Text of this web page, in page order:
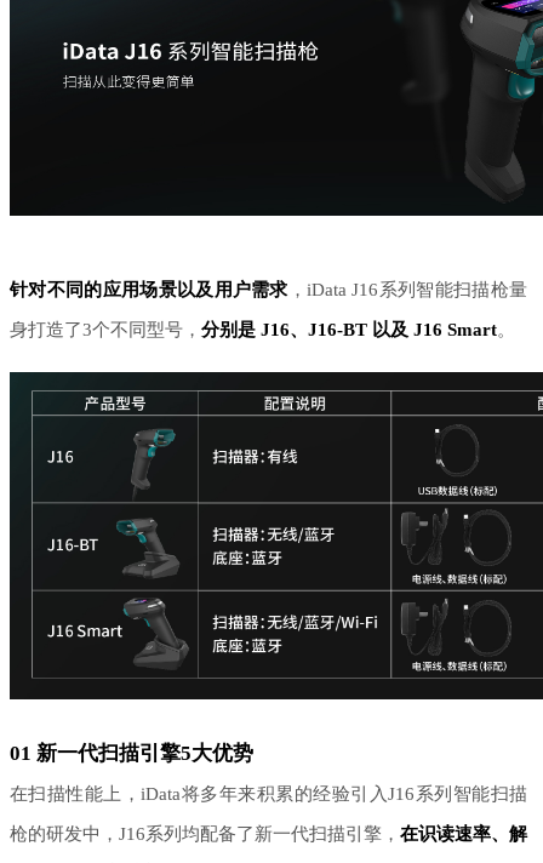
针对不同的应用场景以及用户需求，iData J16系列智能扫描枪量
身打造了3个不同型号， 分别是 J16、J16-BT 以及 J16 Smart。
01 新一代扫描引擎5大优势
在扫描性能上，iData将多年来积累的经验引入J16系列智能扫描
枪的研发中，J16系列均配备了新一代扫描引擎， 在识读速率、解